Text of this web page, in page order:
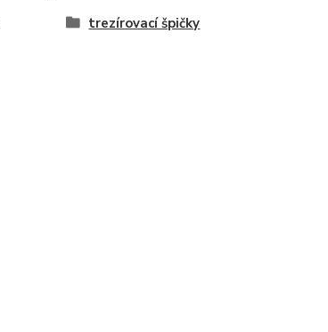
trezírovací špičky